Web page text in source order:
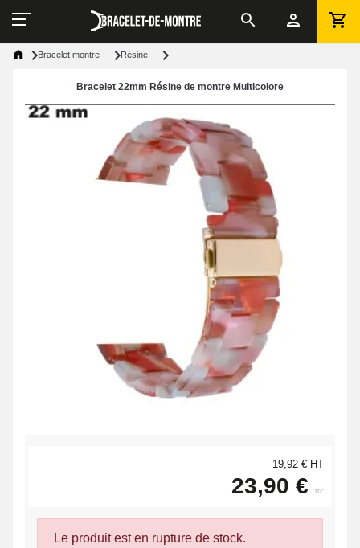
Bracelet montre Résine
Bracelet 22mm Résine de montre Multicolore
19,92 € HT
23,90 € ttc
Le produit est en rupture de stock.